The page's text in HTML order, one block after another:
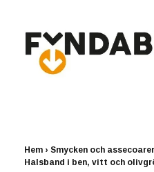
Hem › Smycken och assecoarer
Halsband i ben, vitt och